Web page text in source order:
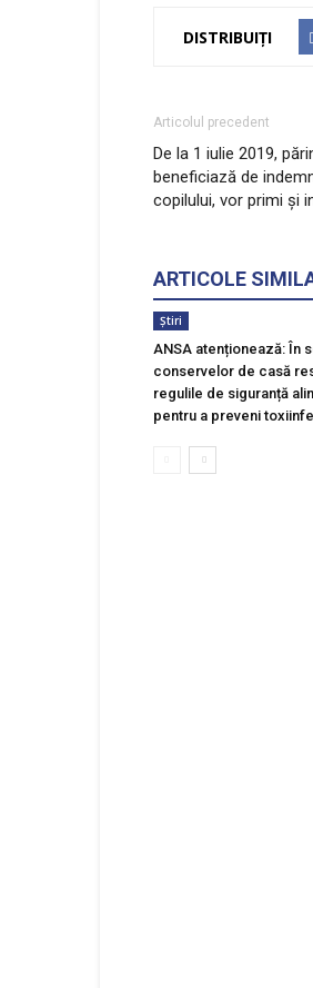
DISTRIBUIȚI
Articolul precedent
De la 1 iulie 2019,
beneficiază de
copilului, vor primi și
ARTICOLE
Știri
ANSA atenționează: În
conservelor de casă
regulile de siguranță
pentru a preveni